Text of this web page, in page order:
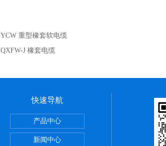
YCW 重型橡套软电缆
QXFW-J 橡套电缆
别
绞线
快速导航
产品中心
新闻中心